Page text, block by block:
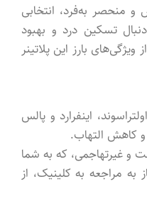
و منحصر به‌فرد، انتخابی
تسکین درد و بهبود
بارز این پلاتینر
اینفرارد و پالس
کاهش التهاب.
و غیرتهاجمی، که به شما
به مراجعه به کلینیک، از